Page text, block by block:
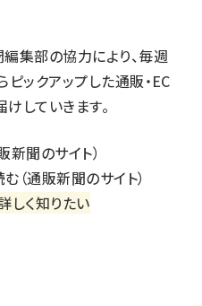
集部の協力により、毎週
ピックアップした通販・EC
していきます。
聞のサイト）
通販新聞のサイト）
しく知りたい